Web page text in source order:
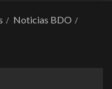
Noticias BDO